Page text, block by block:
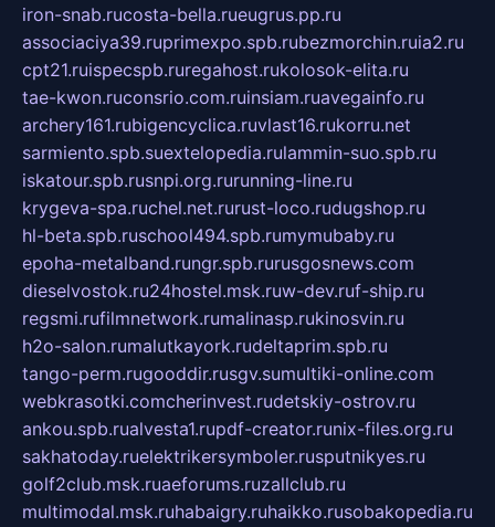
iron-snab.rucosta-bella.rueugrus.pp.ru
associaciya39.ruprimexpo.spb.rubezmorchin.ruia2.ru
cpt21.ruispecspb.ruregahost.rukolosok-elita.ru
tae-kwon.ruconsrio.com.ruinsiam.ruavegainfo.ru
archery161.rubigencyclica.ruvlast16.rukorru.net
sarmiento.spb.suextelopedia.rulammin-suo.spb.ru
iskatour.spb.rusnpi.org.rurunning-line.ru
krygeva-spa.ruchel.net.rurust-loco.rudugshop.ru
hl-beta.spb.ruschool494.spb.rumymubaby.ru
epoha-metalband.rungr.spb.rurusgosnews.com
dieselvostok.ru24hostel.msk.ruw-dev.ruf-ship.ru
regsmi.rufilmnetwork.rumalinasp.rukinosvin.ru
h2o-salon.rumalutkayork.rudeltaprim.spb.ru
tango-perm.rugooddir.rusgv.sumultiki-online.com
webkrasotki.comcherinvest.rudetskiy-ostrov.ru
ankou.spb.rualvesta1.rupdf-creator.runix-files.org.ru
sakhatoday.ruelektrikersymboler.rusputnikyes.ru
golf2club.msk.ruaeforums.ruzallclub.ru
multimodal.msk.ruhabaigry.ruhaikko.rusobakopedia.ru